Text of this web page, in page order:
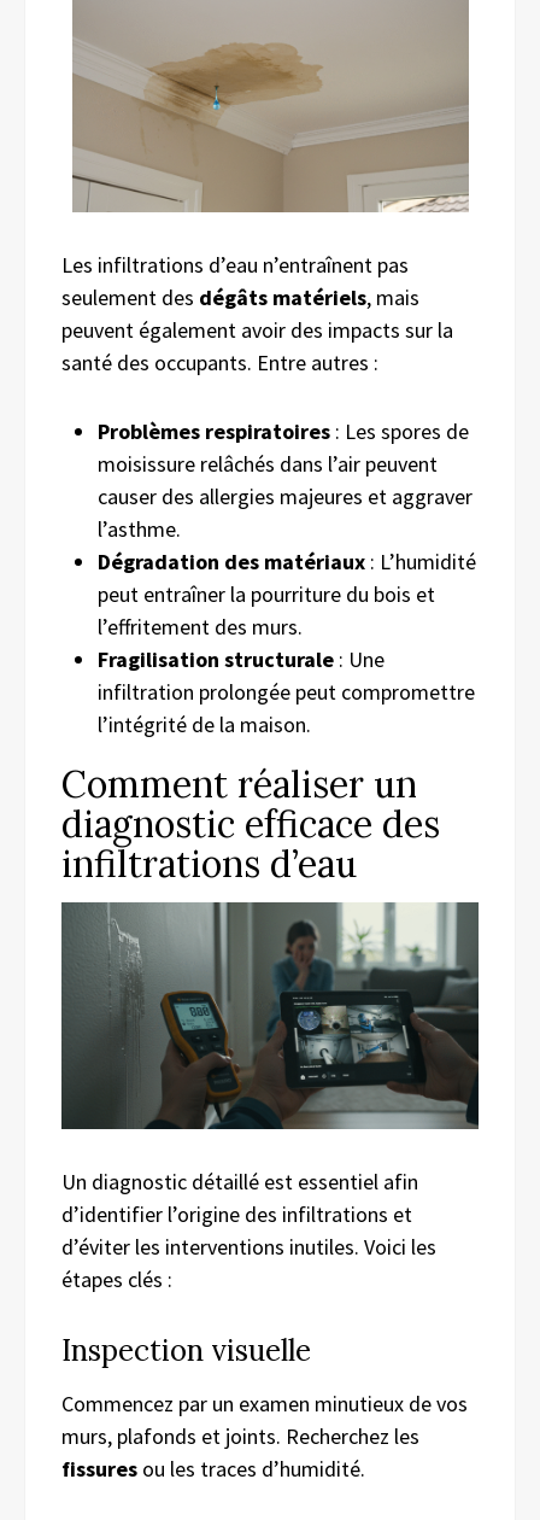
Les infiltrations d’eau n’entraînent pas
seulement des dégâts matériels, mais
peuvent également avoir des impacts sur la
santé des occupants. Entre autres :
Problèmes respiratoires : Les spores de
moisissure relâchés dans l’air peuvent
causer des allergies majeures et aggraver
l’asthme.
Dégradation des matériaux : L’humidité
peut entraîner la pourriture du bois et
l’effritement des murs.
Fragilisation structurale : Une
infiltration prolongée peut compromettre
l’intégrité de la maison.
Comment réaliser un
diagnostic efficace des
infiltrations d’eau
Un diagnostic détaillé est essentiel afin
d’identifier l’origine des infiltrations et
d’éviter les interventions inutiles. Voici les
étapes clés :
Inspection visuelle
Commencez par un examen minutieux de vos
murs, plafonds et joints. Recherchez les
fissures ou les traces d’humidité.